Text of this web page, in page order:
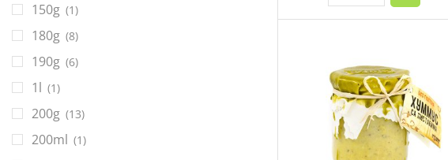
150g (1)
180g (8)
190g (6)
1l (1)
200g (13)
200ml (1)